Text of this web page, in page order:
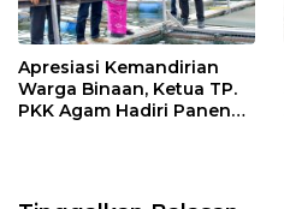
Apresiasi Kemandirian
Warga Binaan, Ketua TP.
PKK Agam Hadiri Panen